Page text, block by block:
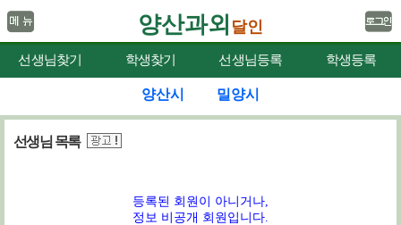
양산과외 달인
선생님찾기 학생찾기 선생님등록 학생등록
양산시 밀양시
선생님 목록
등록된 회원이 아니거나,
정보 비공개 회원입니다.